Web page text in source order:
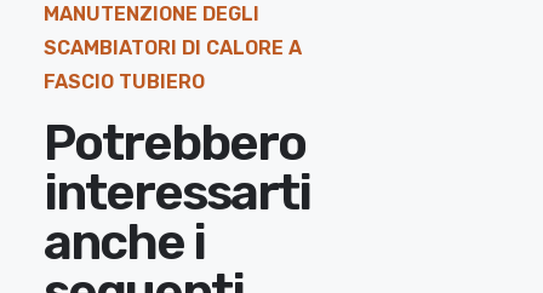
MANUTENZIONE DEGLI
SCAMBIATORI DI CALORE A
FASCIO TUBIERO
Potrebbero
interessarti
anche i